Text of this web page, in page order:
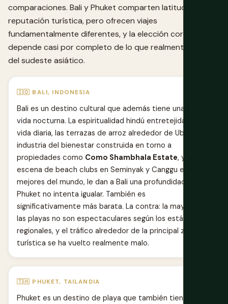
comparaciones. Bali y Phuket comparten latitud y
reputación turística, pero ofrecen viajes
fundamentalmente diferentes, y la elección correcta
depende casi por completo de lo que realmente quieres
del sudeste asiático.
🇮🇩 BALI, INDONESIA
Bali es un destino cultural que además tiene una gran
vida nocturna. La espiritualidad hindú entretejida en la
vida diaria, las terrazas de arroz alrededor de Ubud, una
industria del bienestar construida en torno a
propiedades como Como Shambhala Estate, y una
escena de beach clubs en Seminyak y Canggu entre las
mejores del mundo, le dan a Bali una profundidad que
Phuket no intenta igualar. También es
significativamente más barata. La contra: la mayoría de
las playas no son espectaculares según los estándares
regionales, y el tráfico alrededor de la principal zona
turística se ha vuelto realmente malo.
🇹🇭 PHUKET, TAILANDIA
Phuket es un destino de playa que también tiene algo